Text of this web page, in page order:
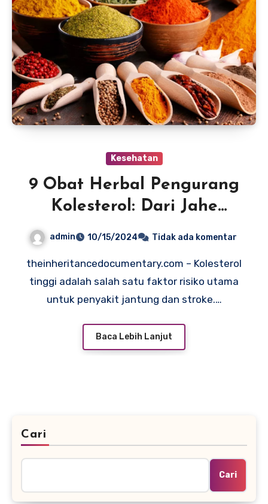
Kesehatan
9 Obat Herbal Pengurang
Kolesterol: Dari Jahe
admin 10/15/2024 Tidak ada komentar
theinheritancedocumentary.com – Kolesterol
tinggi adalah salah satu faktor risiko utama
untuk penyakit jantung dan stroke.…
Baca Lebih Lanjut
Cari
Cari